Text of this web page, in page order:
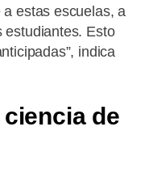
estas escuelas, a
estudiantes. Esto
indica
de